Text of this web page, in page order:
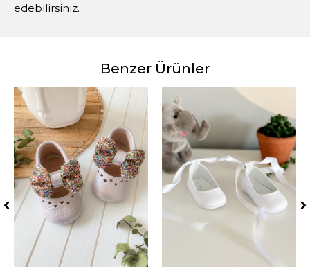
edebilirsiniz.
Benzer Ürünler